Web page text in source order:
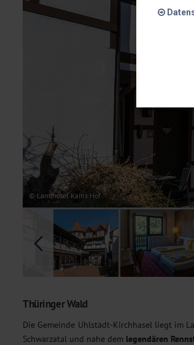
© Landhotel Kains Hof
Thüringer Wald
Die Gemeinde Uhlstädt-Kirchhasel liegt im
Schwarzatal und nahe dem legendären
Diese
möchten,
Statistik
Um
dieser
unsere
Diese